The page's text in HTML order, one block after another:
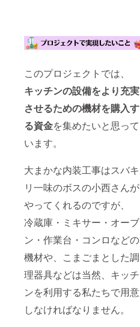
このプロジェクトでは、
キッチンの設備をより充実
させるための機材を購入す
る資金を集めたいと思って
います。
大まかな内装工事はスバキ
リ一味のボスの小西さんが
やってくれるのですが、
冷蔵庫・ミキサー・オーブ
ン・作業台・コンロなどの
機材や、こまごまとした調
理器具などは当然、キッチ
ンを利用する私たちで用意
しなければなりません。